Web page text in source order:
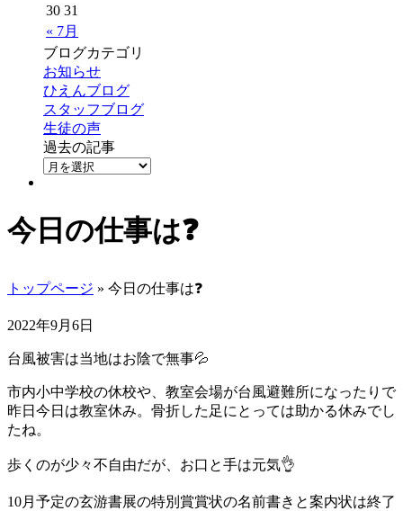
« 7月
30 31
ブログカテゴリ
お知らせ
ひえんブログ
スタッフブログ
生徒の声
過去の記事
今日の仕事は❓
トップページ » 今日の仕事は❓
2022年9月6日
台風被害は当地はお陰で無事💦
市内小中学校の休校や、教室会場が台風避難所になったりで
昨日今日は教室休み。骨折した足にとっては助かる休みでし
たね。
歩くのが少々不自由だが、お口と手は元気👌
10月予定の玄游書展の特別賞賞状の名前書きと案内状は終了